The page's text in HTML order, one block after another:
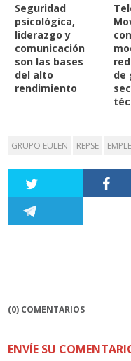
Seguridad
psicológica,
liderazgo y
comunicación
son las bases
del alto
rendimiento
de
GRUPO EULEN REPSE
(0) COMENTARIOS
ENVÍE SU